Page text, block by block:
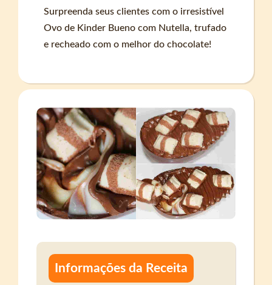
Surpreenda seus clientes com o irresistível
Ovo de Kinder Bueno com Nutella, trufado
e recheado com o melhor do chocolate!
Informações da Receita